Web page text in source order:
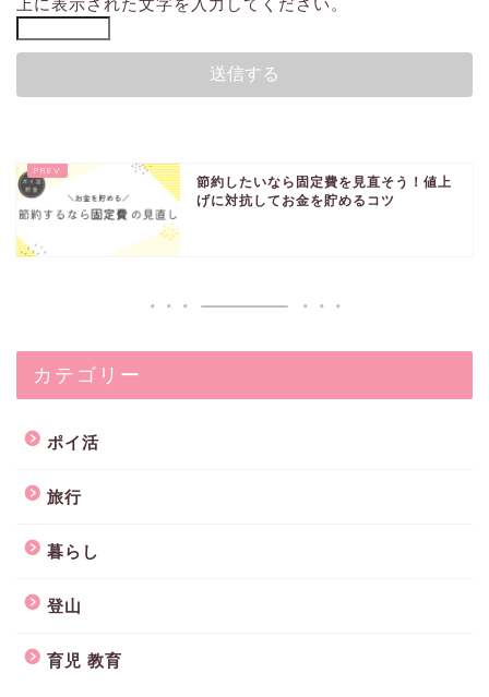
上に表示された文字を入力してください。
節約したいなら固定費を見直そう！値上
げに対抗してお金を貯めるコツ
カテゴリー
ポイ活
旅行
暮らし
登山
育児 教育